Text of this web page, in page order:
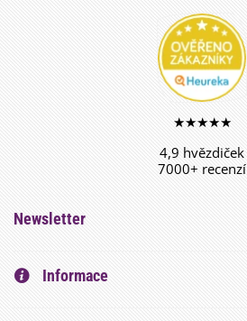
★★★★★
4,9 hvězdiček
7000+ recenzí
Newsletter
Informace